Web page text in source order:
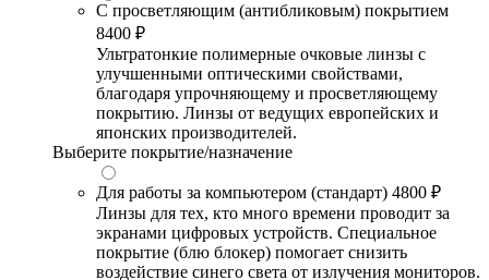
С просветляющим (антибликовым) покрытием
8400 ₽
Ультратонкие полимерные очковые линзы с
улучшенными оптическими свойствами,
благодаря упрочняющему и просветляющему
покрытию. Линзы от ведущих европейских и
японских производителей.
Выберите покрытие/назначение
Для работы за компьютером (стандарт) 4800 ₽
Линзы для тех, кто много времени проводит за
экранами цифровых устройств. Специальное
покрытие (блю блокер) помогает снизить
воздействие синего света от излучения мониторов.